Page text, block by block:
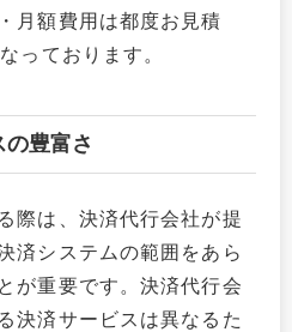
月額費用は都度お見積
っております。
豊富さ
際は、決済代行会社が提
済システムの範囲をあら
が重要です。決済代行会
決済サービスは異なるた